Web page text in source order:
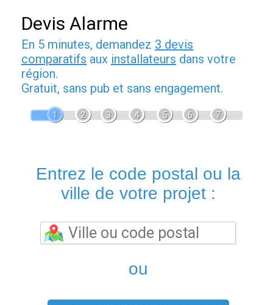
Devis Alarme
En 5 minutes, demandez 3 devis
comparatifs aux installateurs dans votre
région.
Gratuit, sans pub et sans engagement.
1 2 3 4 5 6 7
Entrez le code postal ou la
ville de votre projet :
ou